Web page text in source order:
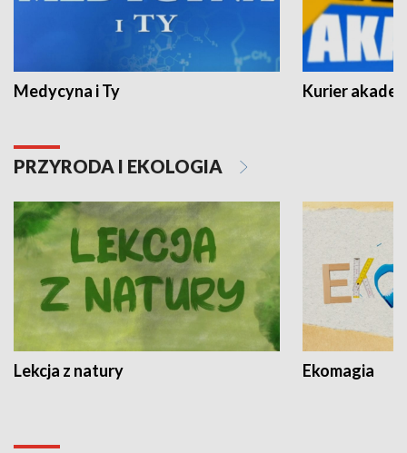
Medycyna i Ty Kurier
PRZYRODA I EKOLOGIA
Lekcja z natury Ekomagia